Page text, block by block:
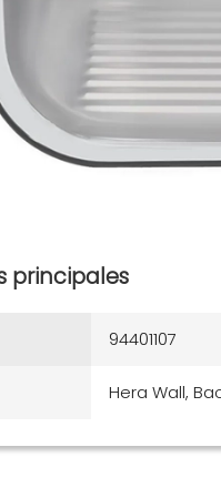
principales
94401107
Hera Wall,